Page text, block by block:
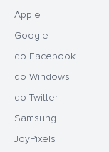
Apple
Google
do Facebook
do Windows
do Twitter
Samsung
JoyPixels